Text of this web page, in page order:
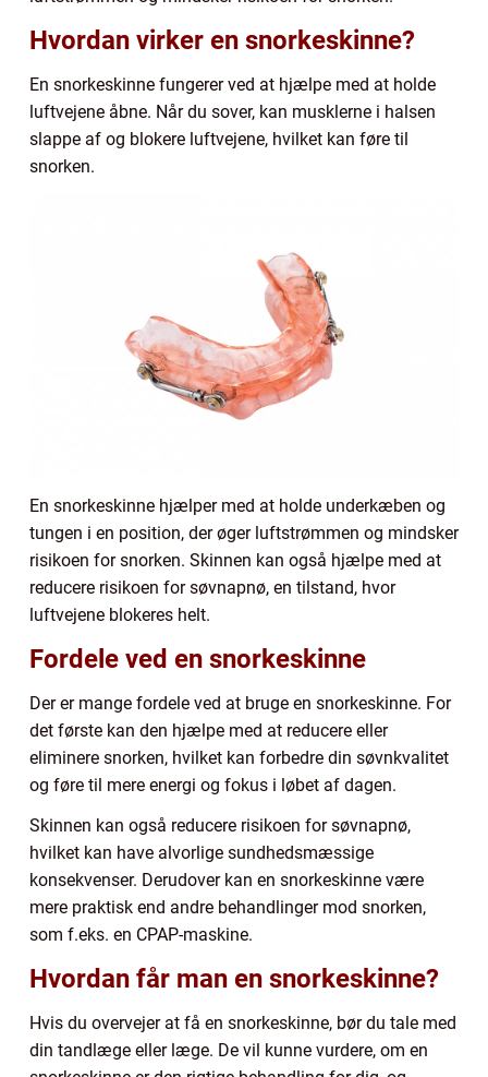
Hvordan virker en snorkeskinne?
En snorkeskinne fungerer ved at hjælpe med at holde
luftvejene åbne. Når du sover, kan musklerne i halsen
slappe af og blokere luftvejene, hvilket kan føre til
snorken.
En snorkeskinne hjælper med at holde underkæben og
tungen i en position, der øger luftstrømmen og mindsker
risikoen for snorken. Skinnen kan også hjælpe med at
reducere risikoen for søvnapnø, en tilstand, hvor
luftvejene blokeres helt.
Fordele ved en snorkeskinne
Der er mange fordele ved at bruge en snorkeskinne. For
det første kan den hjælpe med at reducere eller
eliminere snorken, hvilket kan forbedre din søvnkvalitet
og føre til mere energi og fokus i løbet af dagen.
Skinnen kan også reducere risikoen for søvnapnø,
hvilket kan have alvorlige sundhedsmæssige
konsekvenser. Derudover kan en snorkeskinne være
mere praktisk end andre behandlinger mod snorken,
som f.eks. en CPAP-maskine.
Hvordan får man en snorkeskinne?
Hvis du overvejer at få en snorkeskinne, bør du tale med
din tandlæge eller læge. De vil kunne vurdere, om en